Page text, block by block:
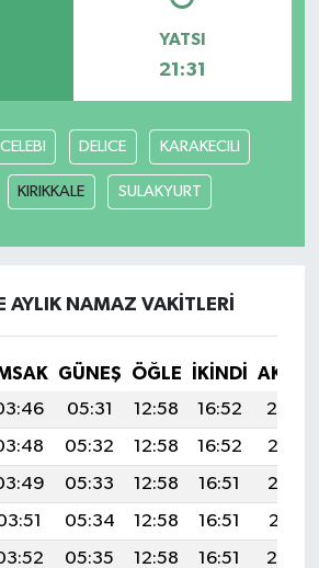
YATSI
21:31
CELEBI DELICE KARAKECILI
KIRIKKALE SULAKYURT
AYLIK NAMAZ VAKITLERI
GÜNEŞ ÖĞLE İKINDI
05:31 12:58 16:52
20:14
05:32 12:58 16:52
20:13
05:33 12:58 16:51
20:12
05:34 12:58 16:51
20:11
05:35 12:58 16:51
20:10